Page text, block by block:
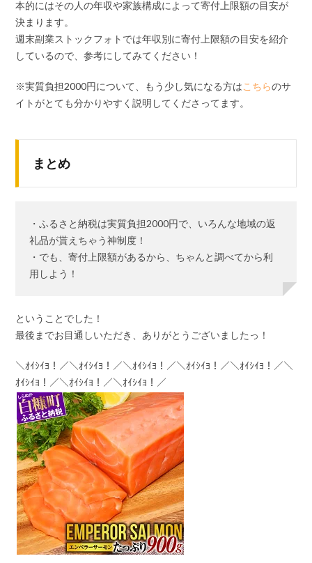
本的にはその人の年収や家族構成によって寄付上限額の目安が
決まります。
週末副業ストックフォトでは年収別に寄付上限額の目安を紹介
しているので、参考にしてみてください！
※実質負担2000円について、もう少し気になる方はこちらのサ
イトがとても分かりやすく説明してくださってます。
まとめ
・ふるさと納税は実質負担2000円で、いろんな地域の返
礼品が貰えちゃう神制度！
・でも、寄付上限額があるから、ちゃんと調べてから利
用しよう！
ということでした！
最後までお目通しいただき、ありがとうございましたっ！
＼ｵｲｼｲﾖ！／＼ｵｲｼｲﾖ！／＼ｵｲｼｲﾖ！／＼ｵｲｼｲﾖ！／＼ｵｲｼｲﾖ！／＼
ｵｲｼｲﾖ！／＼ｵｲｼｲﾖ！／＼ｵｲｼｲﾖ！／